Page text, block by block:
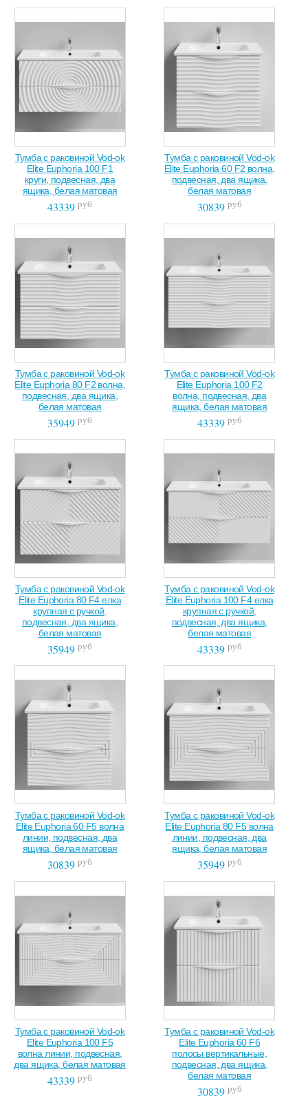
Тумба с раковиной Vod-ok
Elite Euphoria 100 F1
круги, подвесная, два
ящика, белая матовая
43339 руб
Тумба с раковиной Vod-ok
Elite Euphoria 60 F2 волна,
подвесная, два ящика,
белая матовая
30839 руб
Тумба с раковиной Vod-ok
Elite Euphoria 80 F2 волна,
подвесная, два ящика,
белая матовая
35949 руб
Тумба с раковиной Vod-ok
Elite Euphoria 100 F2
волна, подвесная, два
ящика, белая матовая
43339 руб
Тумба с раковиной Vod-ok
Elite Euphoria 80 F4 елка
крупная с ручкой,
подвесная, два ящика,
белая матовая
35949 руб
Тумба с раковиной Vod-ok
Elite Euphoria 100 F4 елка
крупная с ручкой,
подвесная, два ящика,
белая матовая
43339 руб
Тумба с раковиной Vod-ok
Elite Euphoria 60 F5 волна
линии, подвесная, два
ящика, белая матовая
30839 руб
Тумба с раковиной Vod-ok
Elite Euphoria 80 F5 волна
линии, подвесная, два
ящика, белая матовая
35949 руб
Тумба с раковиной Vod-ok
Elite Euphoria 100 F5
волна линии, подвесная,
два ящика, белая матовая
43339 руб
Тумба с раковиной Vod-ok
Elite Euphoria 60 F6
полосы вертикальные,
подвесная, два ящика,
белая матовая
30839 руб